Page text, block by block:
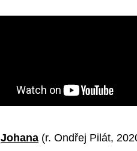
Johana (r. Ondřej Pilát,